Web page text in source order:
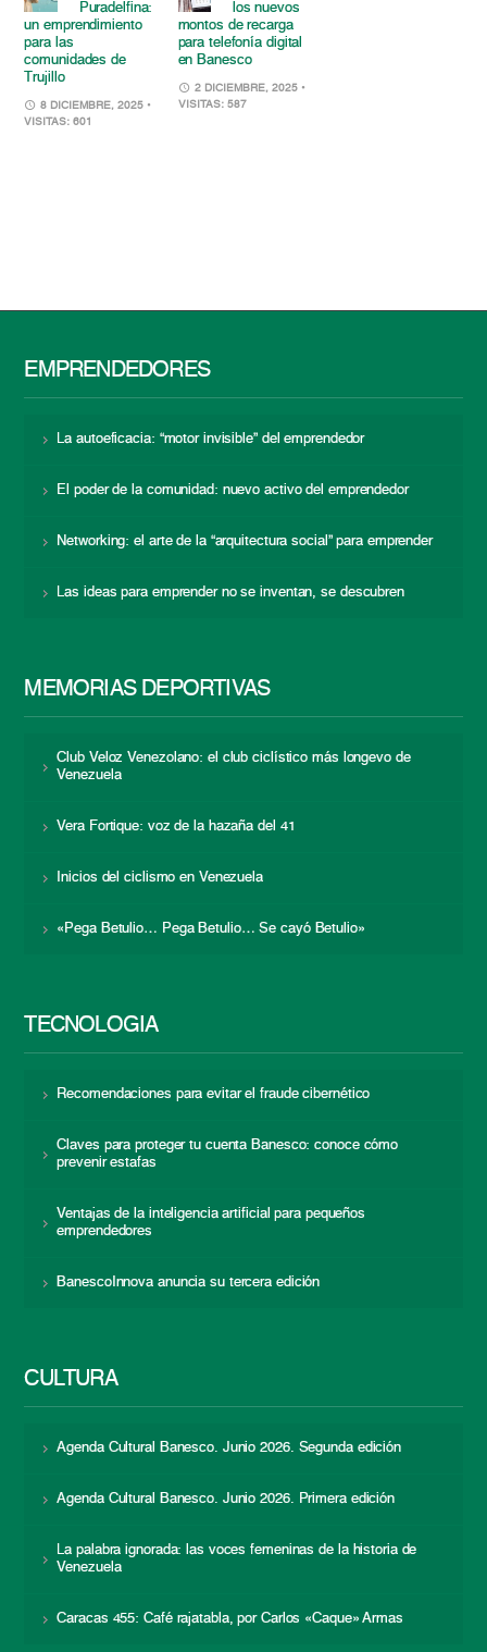
Puradelfina:
un emprendimiento
para las
comunidades de
Trujillo
8 DICIEMBRE, 2025 •
VISITAS: 601
los nuevos
montos de recarga
para telefonía digital
en Banesco
2 DICIEMBRE, 2025 •
VISITAS: 587
EMPRENDEDORES
La autoeficacia: “motor invisible” del emprendedor
El poder de la comunidad: nuevo activo del emprendedor
Networking: el arte de la “arquitectura social” para emprender
Las ideas para emprender no se inventan, se descubren
MEMORIAS DEPORTIVAS
Club Veloz Venezolano: el club ciclístico más longevo de
Venezuela
Vera Fortique: voz de la hazaña del 41
Inicios del ciclismo en Venezuela
«Pega Betulio… Pega Betulio… Se cayó Betulio»
TECNOLOGÍA
Recomendaciones para evitar el fraude cibernético
Claves para proteger tu cuenta Banesco: conoce cómo
prevenir estafas
Ventajas de la inteligencia artificial para pequeños
emprendedores
BanescoInnova anuncia su tercera edición
CULTURA
Agenda Cultural Banesco. Junio 2026. Segunda edición
Agenda Cultural Banesco. Junio 2026. Primera edición
La palabra ignorada: las voces femeninas de la historia de
Venezuela
Caracas 455: Café rajatabla, por Carlos «Caque» Armas